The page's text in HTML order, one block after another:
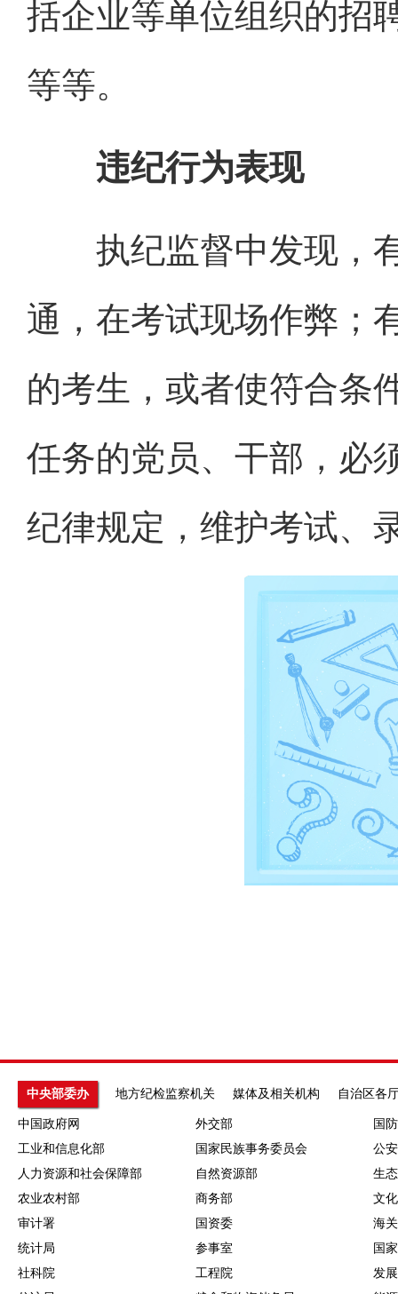
括企业等单位组织的招
等等。
违纪行为表现
执纪监督中发现，有
通，在考试现场作弊；
的考生，或者使符合条
任务的党员、干部，必
纪律规定，维护考试、
中央部委办 地方纪检监察机关 媒体及相关机构 自治区各
中国政府网 外交部
国
工业和信息化部
国家民族事务委员会
公
人力资源和社会保障部
自然资源部
生
农业农村部
商务部
文
审计署
国资委
海
统计局
参事室
国
社科院
工程院
发